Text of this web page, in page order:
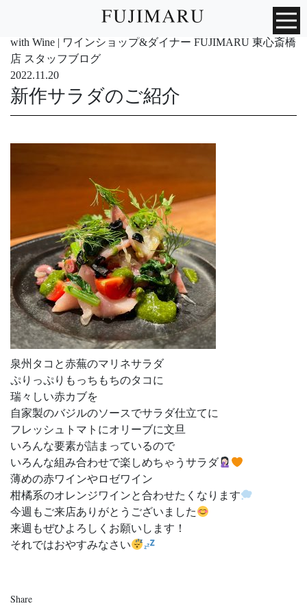
with Wine | ワインショップ&ダイナー FUJIMARU 東心斎橋
店 スタッフブログ
2022.11.20
新作サラダのご紹介
泉州タコと赤蕪のマリネサラダ
ぷりっぷりもっちもちのタコに
瑞々しい赤カブを
自家製のバジルのソースでサラダ仕立てに
フレッシュトマトにオリーブに文旦
いろんな要素が詰まっているので
いろんな組み合わせで楽しめちゃうサラダ
薄めの赤ワインやロゼワイン
柑橘系のオレンジワインと合わせたくなります
今週もご来店ありがとうございました
来週もぜひよろしくお願いします！
それではおやすみなさい
Share